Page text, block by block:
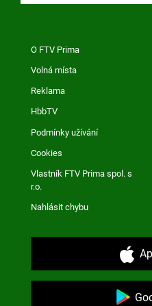
O FTV Prima
Volná místa
Reklama
HbbTV
Podmínky užívání
Cookies
Vlastník FTV Prima spol. s
r.o.
Nahlásit chybu